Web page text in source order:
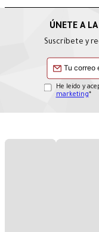
Suscríbete y
He leído y
marketing*